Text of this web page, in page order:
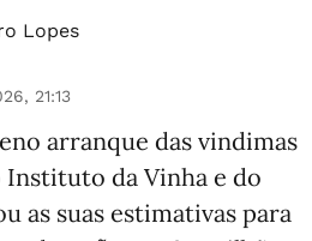
Lopes
21:13
arranque das vindimas
Instituto da Vinha e do
as suas estimativas para